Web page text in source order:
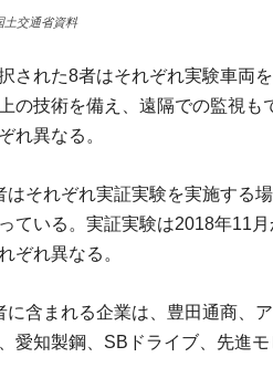
交通省資料
された8者はそれぞれ実験車両
の技術を備え、遠隔での監視
れ異なる。
はそれぞれ実証実験を実施する
ている。実証実験は2018年11
ぞれ異なる。
に含まれる企業は、豊田通商、
愛知製鋼、SBドライブ、先進